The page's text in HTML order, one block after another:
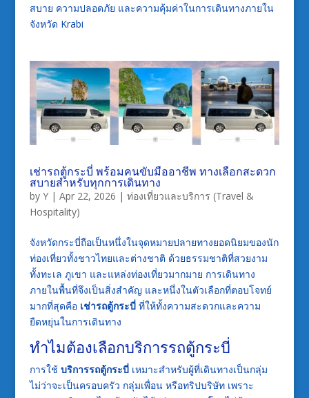
สบาย ความปลอดภัย และความคุ้มค่าในการเดินทางภายใน
จังหวัด Krabi
เช่ารถตู้กระบี่ พร้อมคนขับมืออาชีพ ทางเลือกสะดวก
สบายสำหรับทุกการเดินทาง
by Y| Apr 22, 2026 | ท่องเที่ยวและบริการ (Travel &
Hospitality)
จังหวัดกระบี่ถือเป็นหนึ่งในจุดหมายปลายทางยอดนิยมของนัก
ท่องเที่ยวทั้งชาวไทยและต่างชาติ ด้วยธรรมชาติที่สวยงาม
ทั้งทะเล ภูเขา และแหล่งท่องเที่ยวมากมาย การเดินทาง
ภายในพื้นที่จึงเป็นสิ่งสำคัญ และหนึ่งในตัวเลือกที่ตอบโจทย์
มากที่สุดคือ เช่ารถตู้กระบี่ที่ให้ทั้งความสะดวกและความ
ยืดหยุ่นในการเดินทาง
ทำไมต้องเลือกบริการรถตู้กระบี่
การใช้ บริการรถตู้กระบี่เหมาะสำหรับผู้ที่เดินทางเป็นกลุ่ม
ไม่ว่าจะเป็นครอบครัว กลุ่มเพื่อน หรือทริปบริษัท เพราะ